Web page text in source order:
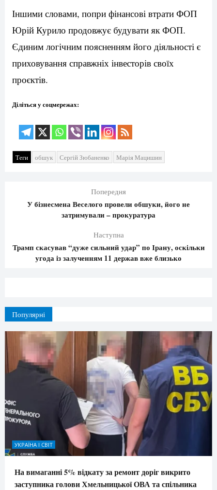
Іншими словами, попри фінансові втрати ФОП
Юрій Курило продовжує будувати як ФОП.
Єдиним логічним поясненням його діяльності є
приховування справжніх інвесторів своїх
проєктів.
Діліться у соцмережах:
Теги обшук Сергій Зюбаненко Марія Мацишин
Попередня
У бізнесмена Веселого провели обшуки, його не
затримували – прокуратура
Наступна
Трамп скасував “дуже сильний удар” по Ірану, оскільки
угода із залученням 11 держав вже близько
Популярні
УКРАЇНА І СВІТ
На вимаганні 5% відкату за ремонт доріг викрито
заступника голови Хмельницької ОВА та спільника